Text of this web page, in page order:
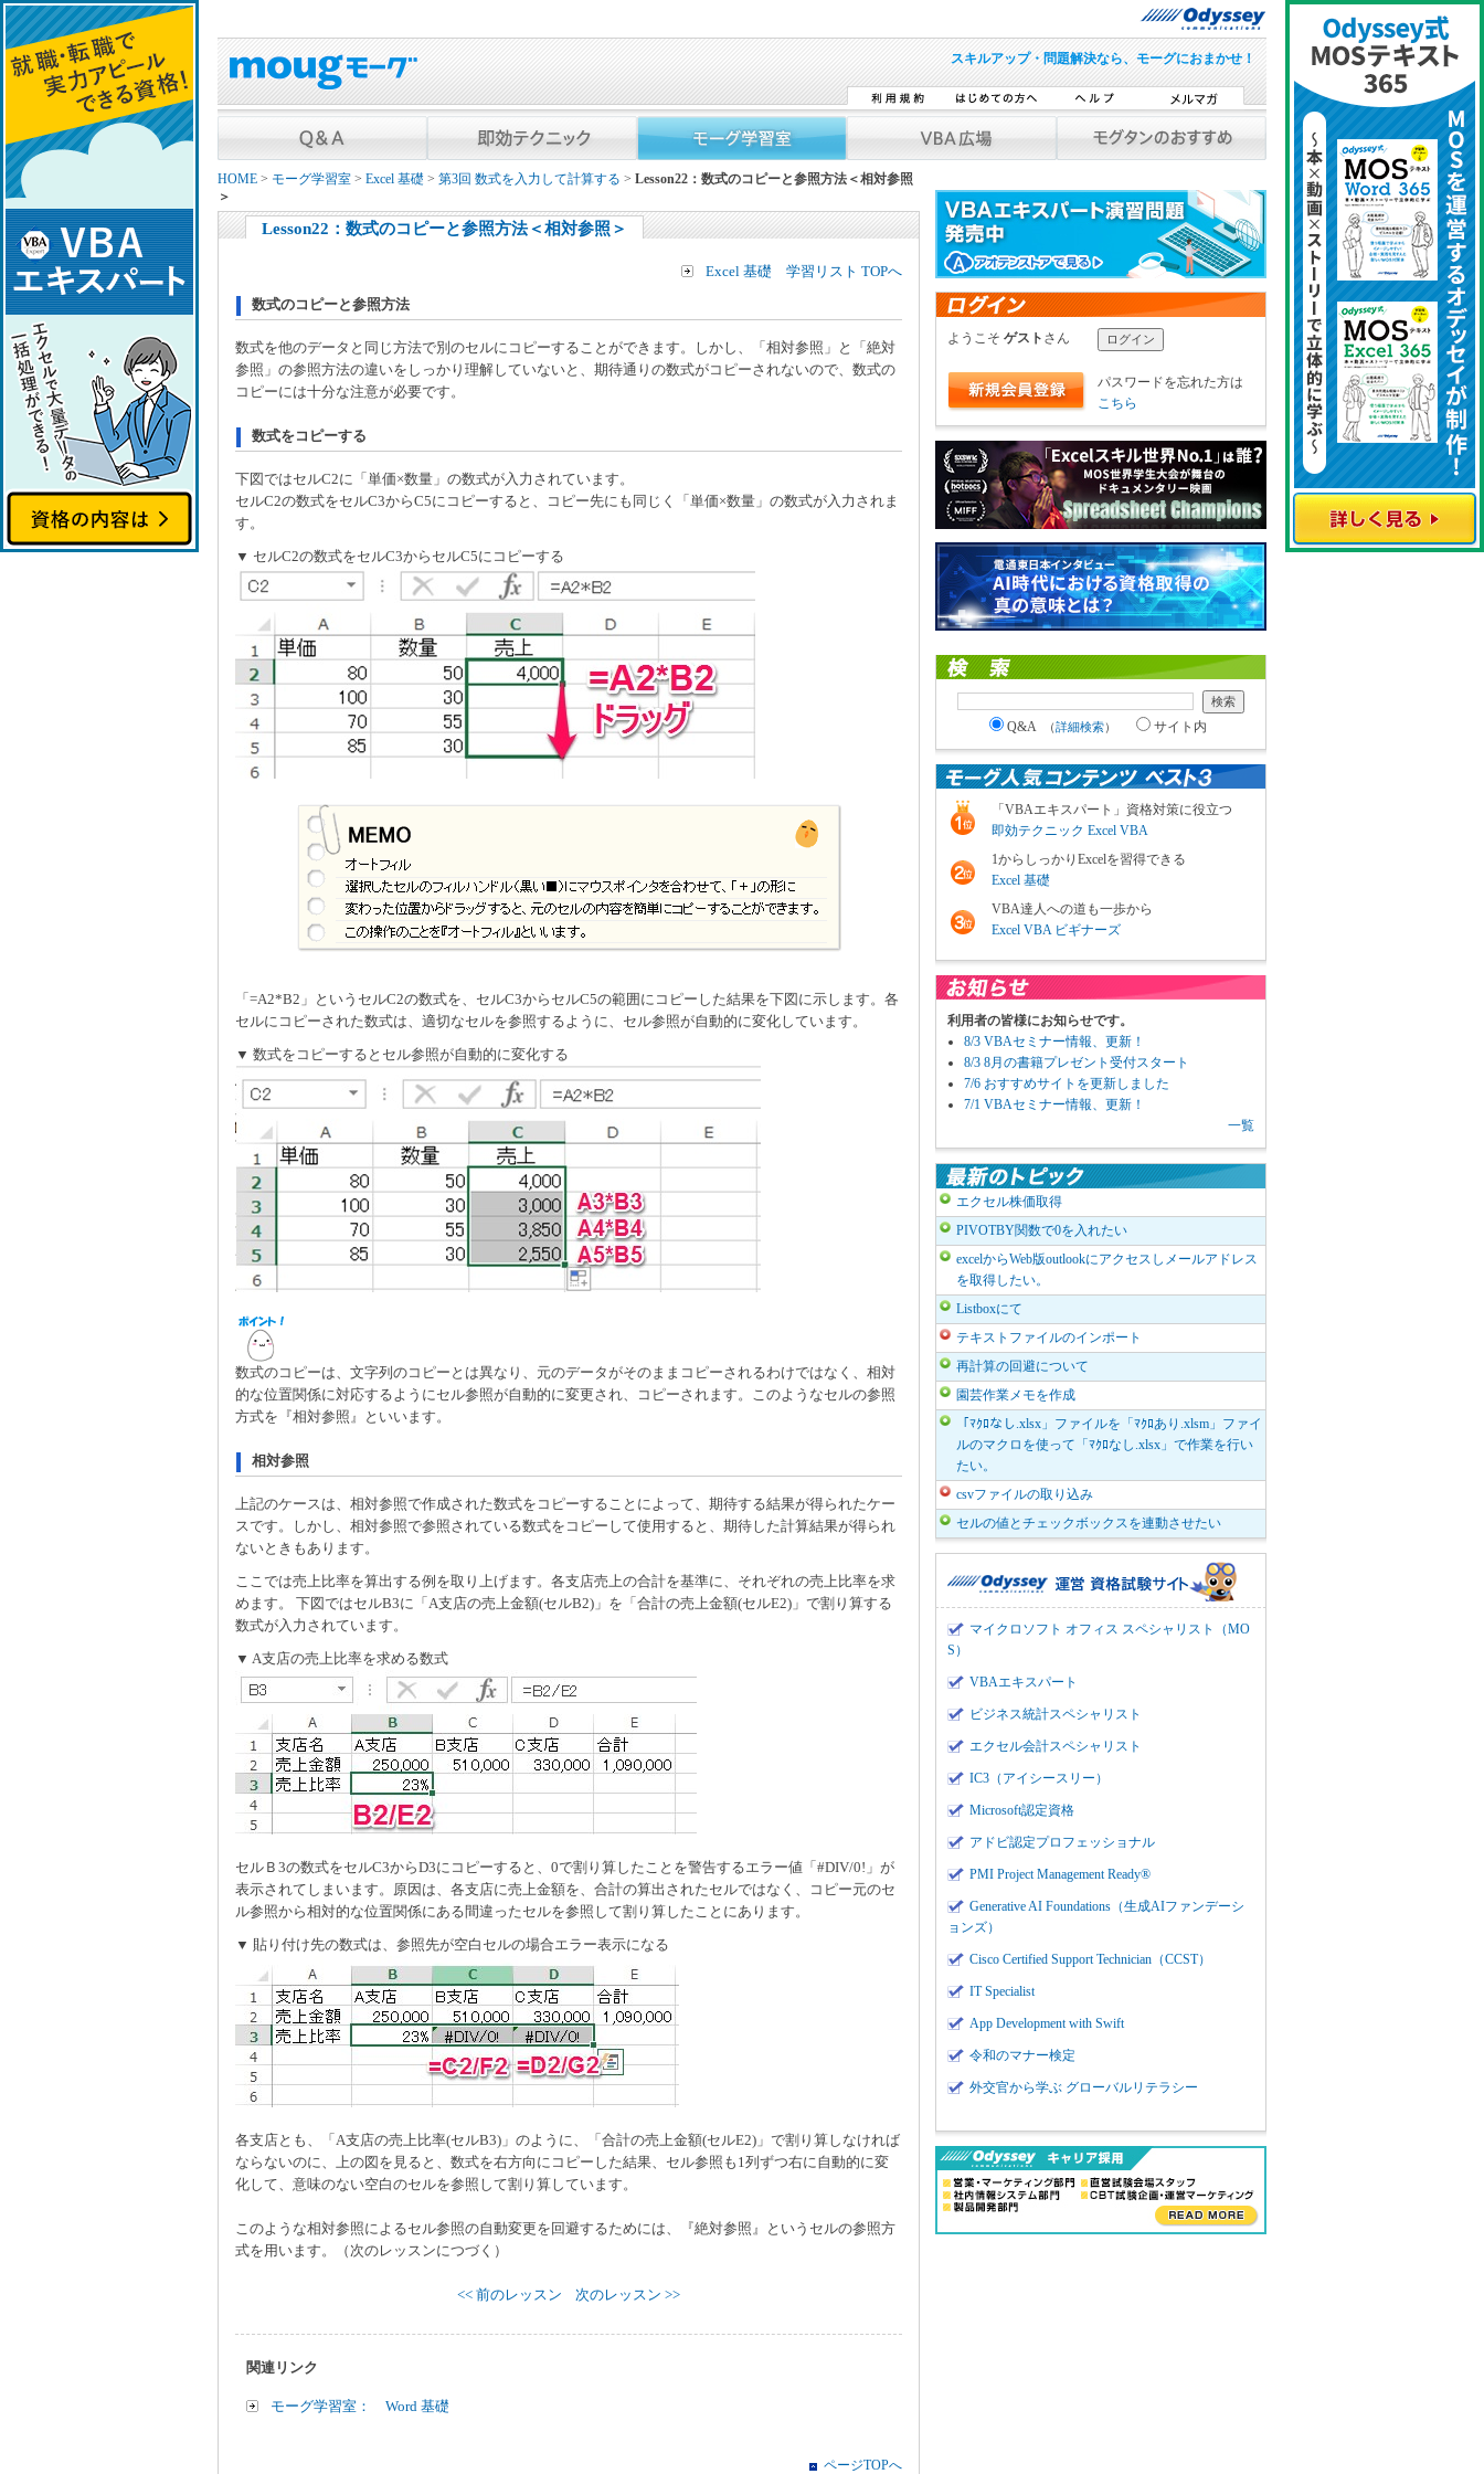
スキルアップ・問題解決なら、モーグにおまかせ！
HOME > モーグ学習室 > Excel 基礎 > 第3回 数式を入力して計算する > Lesson22：数式のコピーと参照方法＜相対参照
＞
Lesson22：数式のコピーと参照方法＜相対参照＞
Excel 基礎 学習リスト TOPへ
数式のコピーと参照方法
数式を他のデータと同じ方法で別のセルにコピーすることができます。しかし、「相対参照」と「絶対
参照」の参照方法の違いをしっかり理解していないと、期待通りの数式がコピーされないので、数式の
コピーには十分な注意が必要です。
数式をコピーする
下図ではセルC2に「単価×数量」の数式が入力されています。
セルC2の数式をセルC3からC5にコピーすると、コピー先にも同じく「単価×数量」の数式が入力されま
す。
▼ セルC2の数式をセルC3からセルC5にコピーする
「=A2*B2」というセルC2の数式を、セルC3からセルC5の範囲にコピーした結果を下図に示します。各
セルにコピーされた数式は、適切なセルを参照するように、セル参照が自動的に変化しています。
▼ 数式をコピーするとセル参照が自動的に変化する
数式のコピーは、文字列のコピーとは異なり、元のデータがそのままコピーされるわけではなく、相対
的な位置関係に対応するようにセル参照が自動的に変更され、コピーされます。このようなセルの参照
方式を『相対参照』といいます。
相対参照
上記のケースは、相対参照で作成された数式をコピーすることによって、期待する結果が得られたケー
スです。しかし、相対参照で参照されている数式をコピーして使用すると、期待した計算結果が得られ
ないときもあります。
ここでは売上比率を算出する例を取り上げます。各支店売上の合計を基準に、それぞれの売上比率を求
めます。 下図ではセルB3に「A支店の売上金額(セルB2)」を「合計の売上金額(セルE2)」で割り算する
数式が入力されています。
▼ A支店の売上比率を求める数式
セルＢ3の数式をセルC3からD3にコピーすると、0で割り算したことを警告するエラー値「#DIV/0!」が
表示されてしまいます。原因は、各支店に売上金額を、合計の算出されたセルではなく、コピー元のセ
ル参照から相対的な位置関係にある間違ったセルを参照して割り算したことにあります。
▼ 貼り付け先の数式は、参照先が空白セルの場合エラー表示になる
各支店とも、「A支店の売上比率(セルB3)」のように、「合計の売上金額(セルE2)」で割り算しなければ
ならないのに、上の図を見ると、数式を右方向にコピーした結果、セル参照も1列ずつ右に自動的に変
化して、意味のない空白のセルを参照して割り算しています。
このような相対参照によるセル参照の自動変更を回避するためには、『絶対参照』というセルの参照方
式を用います。（次のレッスンにつづく）
<< 前のレッスン 次のレッスン >>
関連リンク
モーグ学習室： Word 基礎
ページTOPへ
ようこそ ゲスト さん
パスワードを忘れた方は
こちら
Q&A （詳細検索） サイト内
「VBAエキスパート」資格対策に役立つ
即効テクニック Excel VBA
1からしっかりExcelを習得できる
Excel 基礎
VBA達人への道も一歩から
Excel VBA ビギナーズ
利用者の皆様にお知らせです。
8/3 VBAセミナー情報、更新！
8/3 8月の書籍プレゼント受付スタート
7/6 おすすめサイトを更新しました
7/1 VBAセミナー情報、更新！
一覧
エクセル株価取得
PIVOTBY関数で0を入れたい
excelからWeb版outlookにアクセスしメールアドレス
を取得したい。
Listboxにて
テキストファイルのインポート
再計算の回避について
園芸作業メモを作成
「ﾏｸﾛなし.xlsx」ファイルを「ﾏｸﾛあり.xlsm」ファイ
ルのマクロを使って「ﾏｸﾛなし.xlsx」で作業を行い
たい。
csvファイルの取り込み
セルの値とチェックボックスを連動させたい
マイクロソフト オフィス スペシャリスト（MO
S）
VBAエキスパート
ビジネス統計スペシャリスト
エクセル会計スペシャリスト
IC3（アイシースリー）
Microsoft認定資格
アドビ認定プロフェッショナル
PMI Project Management Ready®
Generative AI Foundations（生成AIファンデーシ
ョンズ）
Cisco Certified Support Technician（CCST）
IT Specialist
App Development with Swift
令和のマナー検定
外交官から学ぶ グローバルリテラシー